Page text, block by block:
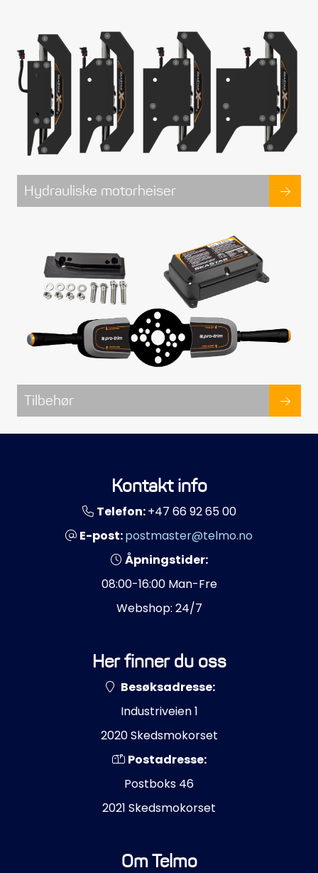
Hydrauliske motorheiser
Tilbehør
Kontakt info
Telefon:+47 66 92 65 00
E-post:postmaster@telmo.no
Åpningstider:
08:00-16:00 Man-Fre
Webshop: 24/7
Her finner du oss
Besøksadresse:
Industriveien 1
2020 Skedsmokorset
Postadresse:
Postboks 46
2021 Skedsmokorset
Om Telmo